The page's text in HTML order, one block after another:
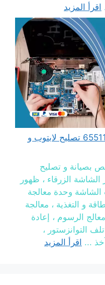
اقرأ المزيد
مهندس كمبيوتر الصليبية 65511033 تصليح لابتوب و
بصيانة و تصليح
الزرقاء ، ظهور
الشاشة وحدة معالجة
و التغذية ، معالجة
الرسوم ، إعادة
التوانزستور ،
... اقرأ المزيد